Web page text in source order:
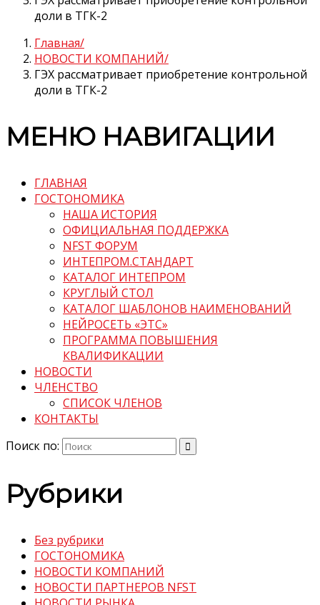
доли в ТГК-2
Главная
НОВОСТИ КОМПАНИЙ
ГЭХ рассматривает приобретение контрольной
доли в ТГК-2
МЕНЮ НАВИГАЦИИ
ГЛАВНАЯ
ГОСТОНОМИКА
НАША ИСТОРИЯ
ОФИЦИАЛЬНАЯ ПОДДЕРЖКА
NFST ФОРУМ
ИНТЕПРОМ.СТАНДАРТ
КАТАЛОГ ИНТЕПРОМ
КРУГЛЫЙ СТОЛ
КАТАЛОГ ШАБЛОНОВ НАИМЕНОВАНИЙ
НЕЙРОСЕТЬ «ЭТС»
ПРОГРАММА ПОВЫШЕНИЯ
КВАЛИФИКАЦИИ
НОВОСТИ
ЧЛЕНСТВО
СПИСОК ЧЛЕНОВ
КОНТАКТЫ
Поиск по:
Рубрики
Без рубрики
ГОСТОНОМИКА
НОВОСТИ КОМПАНИЙ
НОВОСТИ ПАРТНЕРОВ NFST